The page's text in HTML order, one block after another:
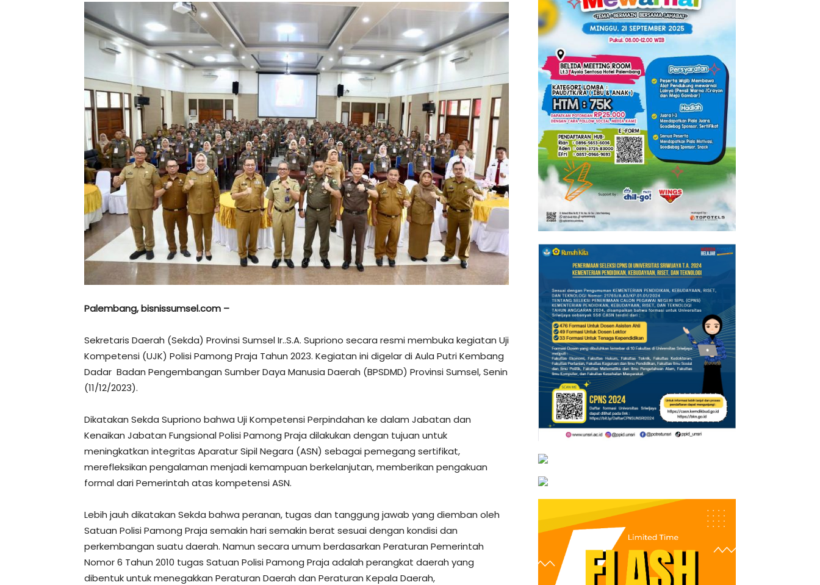
Palembang, bisnissumsel.com –
Sekretaris Daerah (Sekda) Provinsi Sumsel Ir..S.A. Supriono secara resmi membuka kegiatan Uji
Kompetensi (UJK) Polisi Pamong Praja Tahun 2023. Kegiatan ini digelar di Aula Putri Kembang
Dadar Badan Pengembangan Sumber Daya Manusia Daerah (BPSDMD) Provinsi Sumsel, Senin
(11/12/2023).
Dikatakan Sekda Supriono bahwa Uji Kompetensi Perpindahan ke dalam Jabatan dan
Kenaikan Jabatan Fungsional Polisi Pamong Praja dilakukan dengan tujuan untuk
meningkatkan integritas Aparatur Sipil Negara (ASN) sebagai pemegang sertifikat,
merefleksikan pengalaman menjadi kemampuan berkelanjutan, memberikan pengakuan
formal dari Pemerintah atas kompetensi ASN.
Lebih jauh dikatakan Sekda bahwa peranan, tugas dan tanggung jawab yang diemban oleh
Satuan Polisi Pamong Praja semakin hari semakin berat sesuai dengan kondisi dan
perkembangan suatu daerah. Namun secara umum berdasarkan Peraturan Pemerintah
Nomor 6 Tahun 2010 tugas Satuan Polisi Pamong Praja adalah perangkat daerah yang
dibentuk untuk menegakkan Peraturan Daerah dan Peraturan Kepala Daerah,